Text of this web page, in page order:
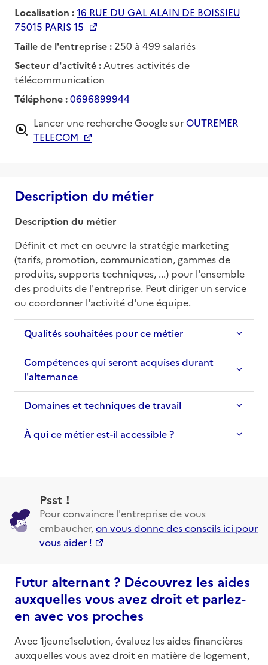
Localisation :16 RUE DU GAL ALAIN DE BOISSIEU
75015 PARIS 15
Taille de l'entreprise : 250 à 499 salariés
Secteur d'activité : Autres activités de
télécommunication
Téléphone :0696899944
Lancer une recherche Google surOUTREMER
TELECOM
Description du métier
Description du métier
Définit et met en oeuvre la stratégie marketing
(tarifs, promotion, communication, gammes de
produits, supports techniques, ...) pour l'ensemble
des produits de l'entreprise. Peut diriger un service
ou coordonner l'activité d'une équipe.
Qualités souhaitées pour ce métier
Compétences qui seront acquises durant
l'alternance
Domaines et techniques de travail
À qui ce métier est-il accessible ?
Psst !
Pour convaincre l'entreprise de vous
embaucher,on vous donne des conseils ici pour
vous aider !
Futur alternant ? Découvrez les aides
auxquelles vous avez droit et parlez-
en avec vos proches
Avec 1jeune1solution, évaluez les aides financières
auxquelles vous avez droit en matière de logement,